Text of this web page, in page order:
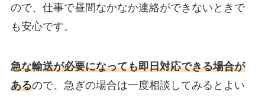
ので、仕事で昼間なかなか連絡ができないときで
も安心です。
急な輸送が必要になっても即日対応できる場合が
あるので、急ぎの場合は一度相談してみるとよい